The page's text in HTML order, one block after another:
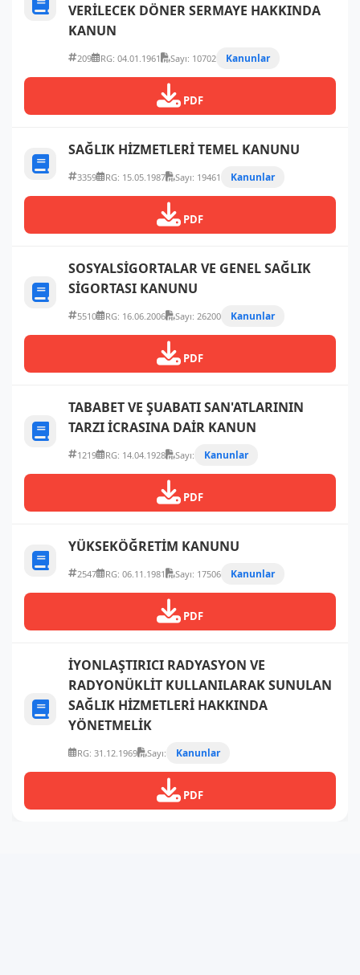
VERİLECEK DÖNER SERMAYE HAKKINDA
KANUN
209 RG: 04.01.1961 Sayı: 10702 Kanunlar
PDF
SAĞLIK HİZMETLERİ TEMEL KANUNU
3359 RG: 15.05.1987 Sayı: 19461 Kanunlar
PDF
SOSYALSİGORTALAR VE GENEL SAĞLIK
SİGORTASI KANUNU
5510 RG: 16.06.2006 Sayı: 26200 Kanunlar
PDF
TABABET VE ŞUABATI SAN'ATLARININ
TARZI İCRASINA DAİR KANUN
1219 RG: 14.04.1928 Sayı: Kanunlar
PDF
YÜKSEKÖĞRETİM KANUNU
2547 RG: 06.11.1981 Sayı: 17506 Kanunlar
PDF
İYONLAŞTIRICI RADYASYON VE
RADYONÜKLİT KULLANILARAK SUNULAN
SAĞLIK HİZMETLERİ HAKKINDA
YÖNETMELİK
RG: 31.12.1969 Sayı: Kanunlar
PDF